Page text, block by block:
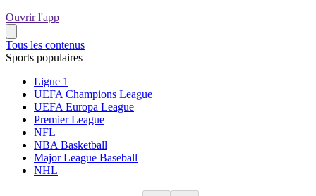
Ouvrir l'app
Tous les contenus
Sports populaires
Ligue 1
UEFA Champions League
UEFA Europa League
Premier League
NFL
NBA Basketball
Major League Baseball
NHL